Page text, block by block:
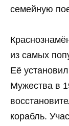
семейную
из самых
Её
Мужества в
корабль.